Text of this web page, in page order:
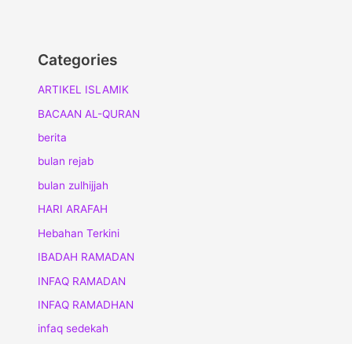
Categories
ARTIKEL ISLAMIK
BACAAN AL-QURAN
berita
bulan rejab
bulan zulhijjah
HARI ARAFAH
Hebahan Terkini
IBADAH RAMADAN
INFAQ RAMADAN
INFAQ RAMADHAN
infaq sedekah